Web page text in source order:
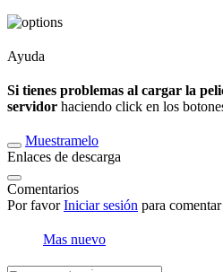
Ayuda
Si tienes problemas al cargar la
servidor haciendo click en los
Muestramelo
Enlaces de descarga
Comentarios
Por favorIniciar sesión para comentar
Mas nuevo